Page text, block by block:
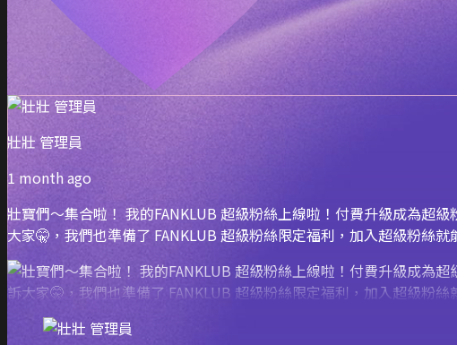
壯壯 管理員
1 month ago
壯寶們～集合啦！ 我的FANKLUB 超級粉絲上線啦！付費升級成為超
大家🤫，我們也準備了 FANKLUB 超級粉絲限定福利，加入超級粉絲